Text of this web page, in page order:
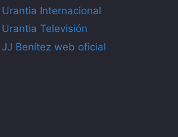
Urantia Internacional
Urantia Televisión
JJ Benítez web oficial